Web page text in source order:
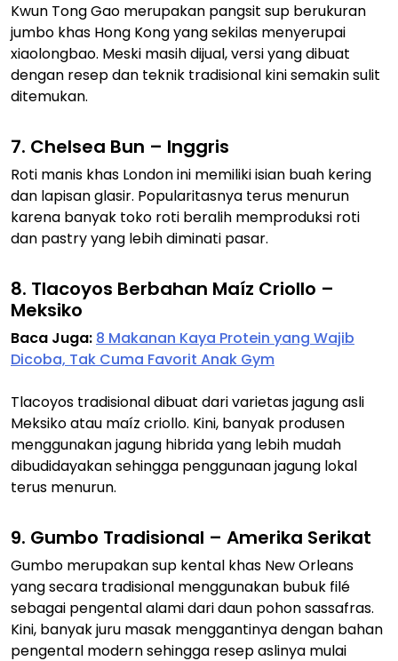
Kwun Tong Gao merupakan pangsit sup berukuran
jumbo khas Hong Kong yang sekilas menyerupai
xiaolongbao. Meski masih dijual, versi yang dibuat
dengan resep dan teknik tradisional kini semakin sulit
ditemukan.
7. Chelsea Bun – Inggris
Roti manis khas London ini memiliki isian buah kering
dan lapisan glasir. Popularitasnya terus menurun
karena banyak toko roti beralih memproduksi roti
dan pastry yang lebih diminati pasar.
8. Tlacoyos Berbahan Maíz Criollo –
Meksiko
Baca Juga: 8 Makanan Kaya Protein yang Wajib
Dicoba, Tak Cuma Favorit Anak Gym
Tlacoyos tradisional dibuat dari varietas jagung asli
Meksiko atau maíz criollo. Kini, banyak produsen
menggunakan jagung hibrida yang lebih mudah
dibudidayakan sehingga penggunaan jagung lokal
terus menurun.
9. Gumbo Tradisional – Amerika Serikat
Gumbo merupakan sup kental khas New Orleans
yang secara tradisional menggunakan bubuk filé
sebagai pengental alami dari daun pohon sassafras.
Kini, banyak juru masak menggantinya dengan bahan
pengental modern sehingga resep aslinya mulai